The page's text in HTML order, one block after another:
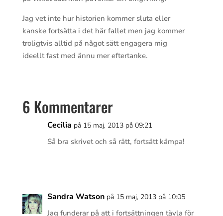
Jag vet inte hur historien kommer sluta eller
kanske fortsätta i det här fallet men jag kommer
troligtvis alltid på något sätt engagera mig
ideellt fast med ännu mer eftertanke.
6 Kommentarer
Cecilia på 15 maj, 2013 på 09:21
Så bra skrivet och så rätt, fortsätt kämpa!
Sandra Watson på 15 maj, 2013 på 10:05
Jag funderar på att i fortsättningen tävla för